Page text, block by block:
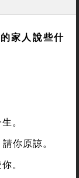
家人說些什
。
你原諒。
。